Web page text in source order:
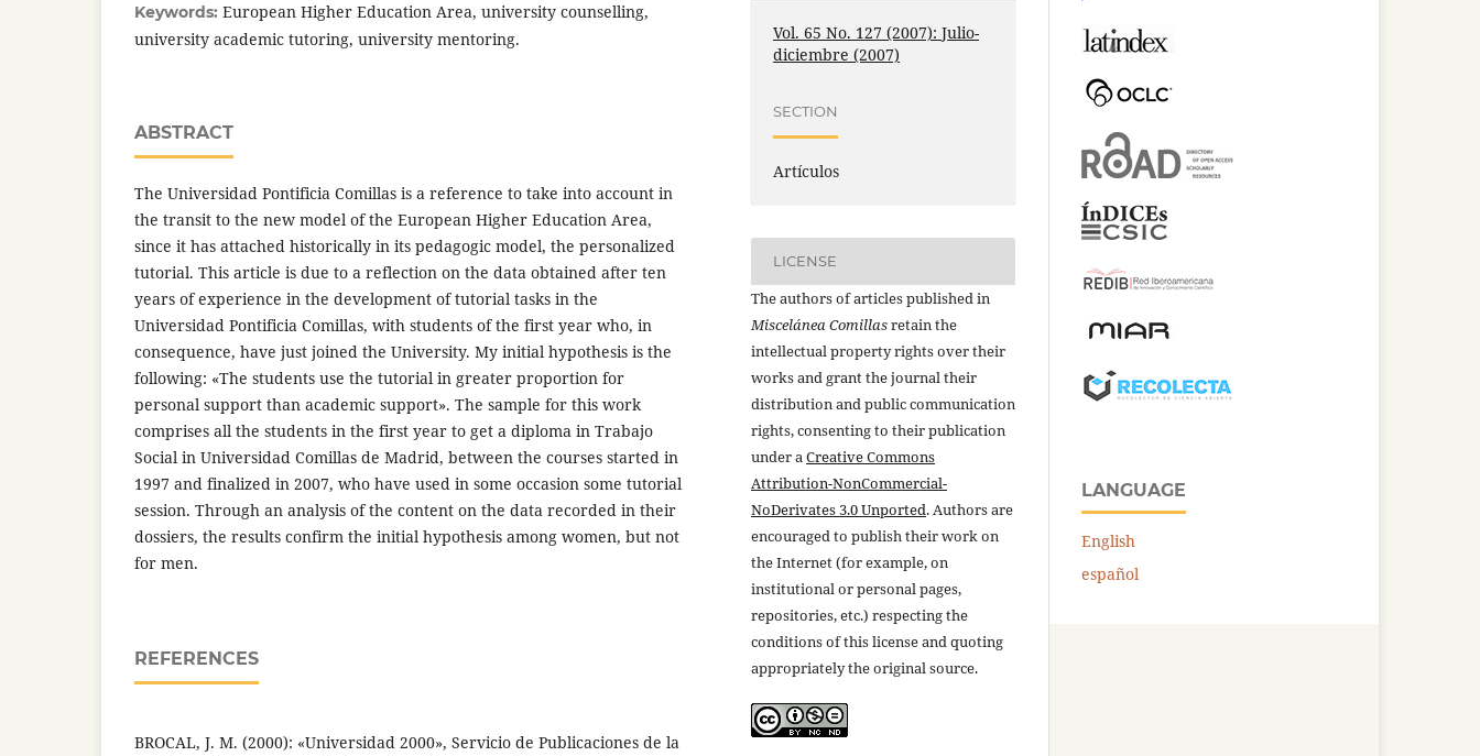
Keywords: European Higher Education Area, university counselling,
university academic tutoring, university mentoring.
ABSTRACT
The Universidad Pontificia Comillas is a reference to take into account in
the transit to the new model of the European Higher Education Area,
since it has attached historically in its pedagogic model, the personalized
tutorial. This article is due to a reflection on the data obtained after ten
years of experience in the development of tutorial tasks in the
Universidad Pontificia Comillas, with students of the first year who, in
consequence, have just joined the University. My initial hypothesis is the
following: «The students use the tutorial in greater proportion for
personal support than academic support». The sample for this work
comprises all the students in the first year to get a diploma in Trabajo
Social in Universidad Comillas de Madrid, between the courses started in
1997 and finalized in 2007, who have used in some occasion some tutorial
session. Through an analysis of the content on the data recorded in their
dossiers, the results confirm the initial hypothesis among women, but not
for men.
REFERENCES
BROCAL, J. M. (2000): «Universidad 2000», Servicio de Publicaciones de la
Vol. 65 No. 127 (2007): Julio-
diciembre (2007)
SECTION
Artículos
LICENSE
The authors of articles published in
Miscelánea Comillasretain the
intellectual property rights over their
works and grant the journal their
distribution and public communication
rights, consenting to their publication
under aCreative Commons
Attribution-NonCommercial-
NoDerivates 3.0 Unported. Authors are
encouraged to publish their work on
the Internet (for example, on
institutional or personal pages,
repositories, etc.) respecting the
conditions of this license and quoting
appropriately the original source.
LANGUAGE
English
español